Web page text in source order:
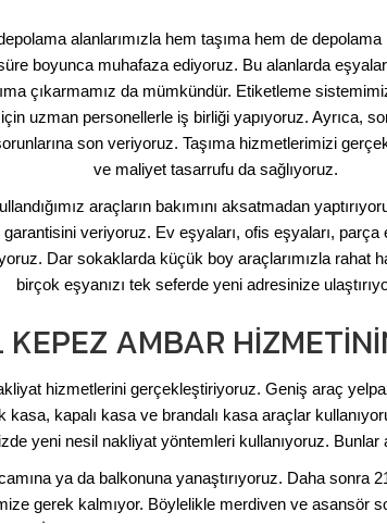
alanlarımızla hem taşıma hem de
boyunca muhafaza ediyoruz. Bu alanlarda
çıkarmamız da mümkündür. Etiketleme
uzman personellerle iş birliği yapıyoruz. Ayrıca,
son veriyoruz. Taşıma hizmetlerimizi
ve maliyet tasarrufu da sağlıyoruz.
araçların bakımını aksatmadan
veriyoruz. Ev eşyaları, ofis eşyaları,
Dar sokaklarda küçük boy araçlarımızla rahat
birçok eşyanızı tek seferde yeni adresinize
KEPEZ AMBAR
hizmetlerini gerçekleştiriyoruz. Geniş araç
kapalı kasa ve brandalı kasa araçlar
yeni nesil nakliyat yöntemleri kullanıyoruz. Bunlar
ya da balkonuna yanaştırıyoruz. Daha
gerek kalmıyor. Böylelikle merdiven ve asansör